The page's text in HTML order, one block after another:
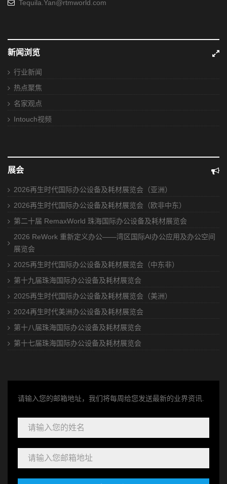
Tequila.Yan@rtmworld.com
新闻浏览
行业新闻
热点聚焦
名家观点
Intouch视频
展会
2026再生时代国际办公设备及耗材展览会（亚洲）
2026再生时代国际办公设备及耗材展览会（欧非中东）
第二十届 RemaxWorld 珠海国际办公设备及耗材展览会
2026 ReWork 重新定义办公——湾区国际AI办公应用及办公空间
展览会
2025再生时代国际办公设备及耗材展览会（中东非）
第十九届珠海国际办公设备及耗材展览会
2025再生时代国际办公设备及耗材展览会（美洲）
2024再生时代美洲办公设备及耗材展览会
第十八届珠海国际办公设备及耗材展览会
第十七届珠海国际办公设备及耗材展览会
请输入您的邮箱地址，我们将每周给您发送最新的业界资讯.